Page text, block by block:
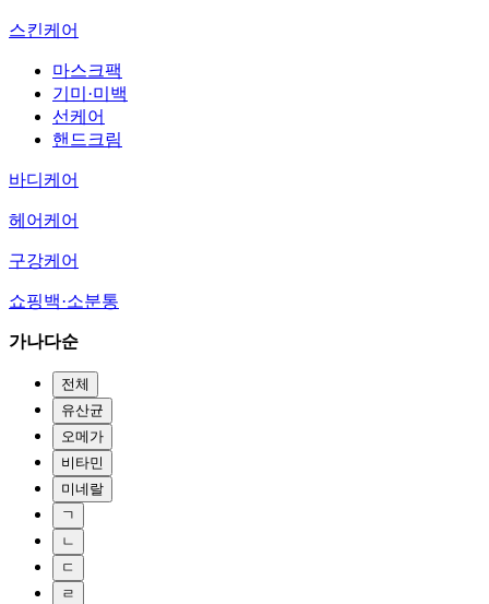
스킨케어
마스크팩
기미·미백
선케어
핸드크림
바디케어
헤어케어
구강케어
쇼핑백·소분통
가나다순
전체
유산균
오메가
비타민
미네랄
ㄱ
ㄴ
ㄷ
ㄹ